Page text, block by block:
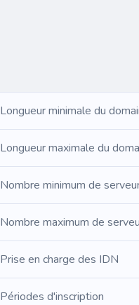
Longueur minimale du
Longueur maximale du
Nombre minimum de
Nombre maximum de
Prise en charge des IDN
Périodes d'inscription